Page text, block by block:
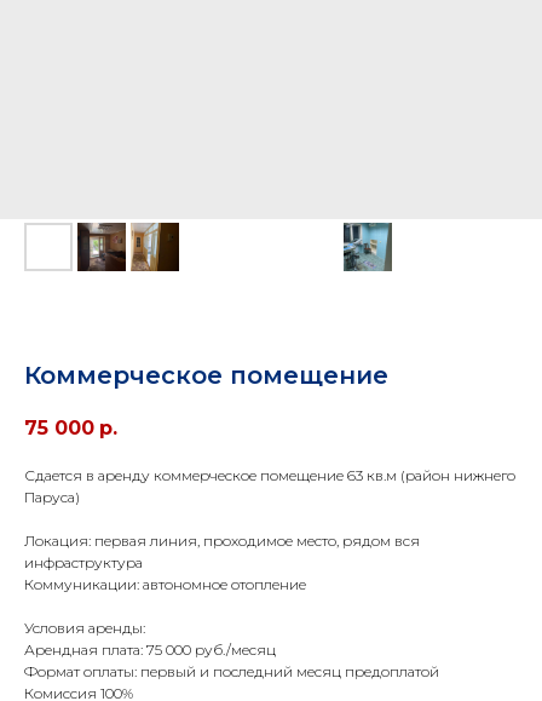
Коммерческое помещение
75 000 р.
Сдается в аренду коммерческое помещение 63 кв.м (район нижнего
Паруса)
Локация: первая линия, проходимое место, рядом вся
инфраструктура
Коммуникации: автономное отопление
Условия аренды:
Арендная плата: 75 000 руб./месяц
Формат оплаты: первый и последний месяц предоплатой
Комиссия 100%